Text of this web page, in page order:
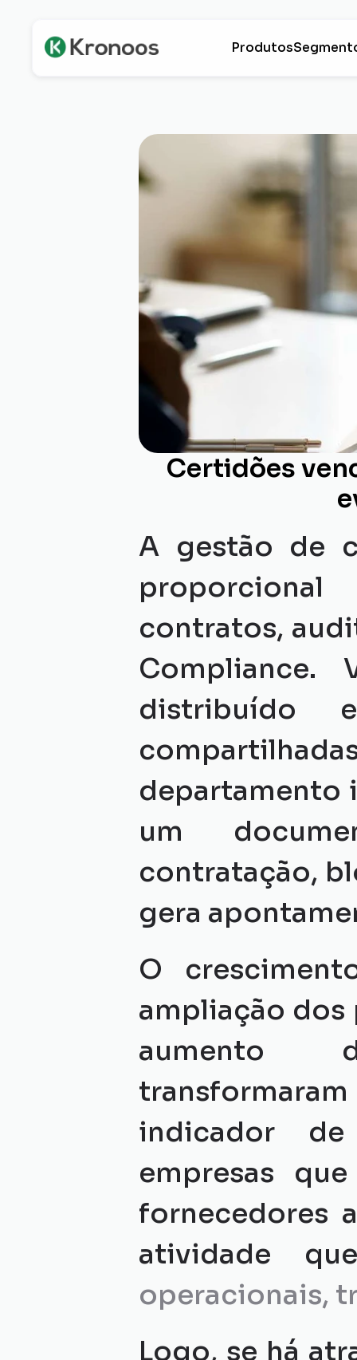
Produtos
Certidões
A gestão de
contratos,
distribuído
departamento
um
contratação,
gera
O
ampliação dos
aumento
indicador de
empresas
fornecedores
atividade
operacionais,
Logo, se há